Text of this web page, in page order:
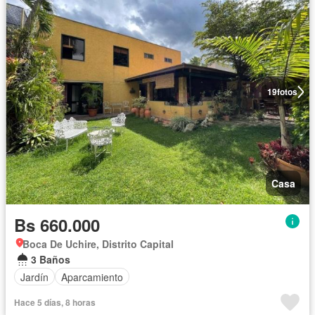
19fotos
Casa
Bs 660.000
Boca De Uchire, Distrito Capital
3 Baños
Jardín
Aparcamiento
Hace 5 días, 8 horas